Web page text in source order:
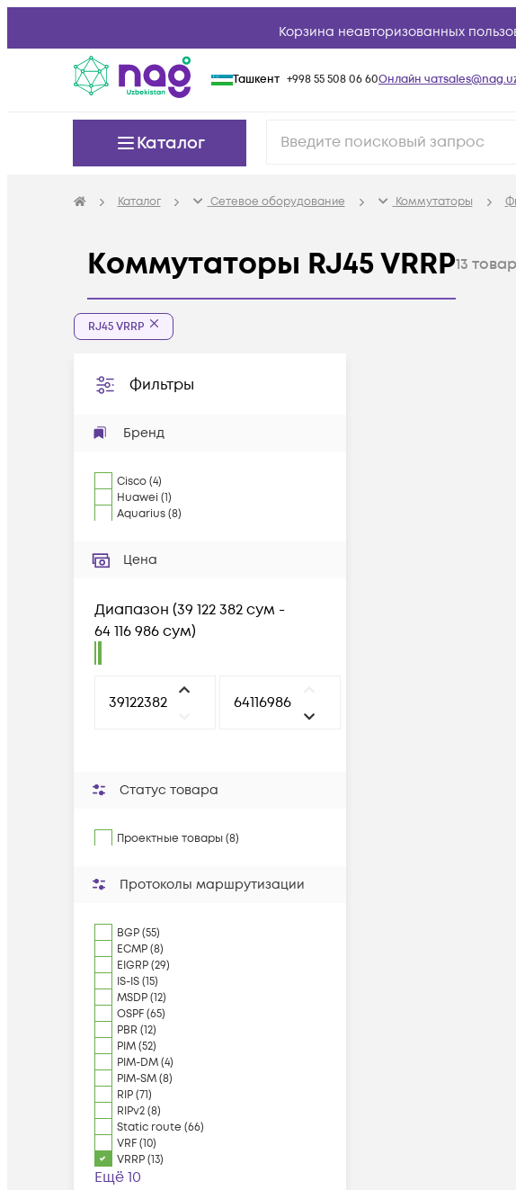
Корзина неавторизованных
Ташкент +998 55 508 06 60Онлайн чат
Каталог
Каталог Сетевое оборудование Коммутаторы
Коммутаторы RJ45 VRRP13
Фильтры
Бренд
Cisco(4)
Huawei (1)
Aquarius(8)
Цена
Диапазон (39 122 382 сум -
64 116 986 сум)
Статус товара
Проектные товары (8)
Протоколы маршрутизации
BGP (55)
ECMP (8)
EIGRP (29)
IS-IS (15)
MSDP (12)
OSPF (65)
PBR (12)
PIM (52)
PIM-DM (4)
PIM-SM (8)
RIP (71)
RIPv2 (8)
Static route (66)
VRF (10)
VRRP (13)
Ещё 10
RJ45 VRRP